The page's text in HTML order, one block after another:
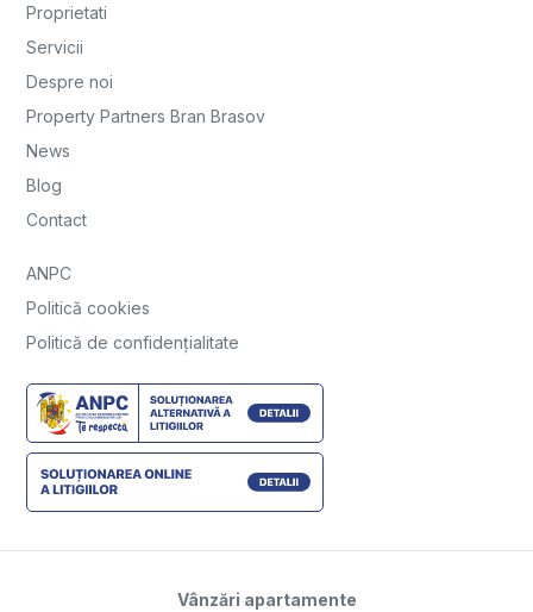
Proprietati
Servicii
Despre noi
Property Partners Bran Brasov
News
Blog
Contact
ANPC
Politică cookies
Politică de confidențialitate
Vânzări apartamente